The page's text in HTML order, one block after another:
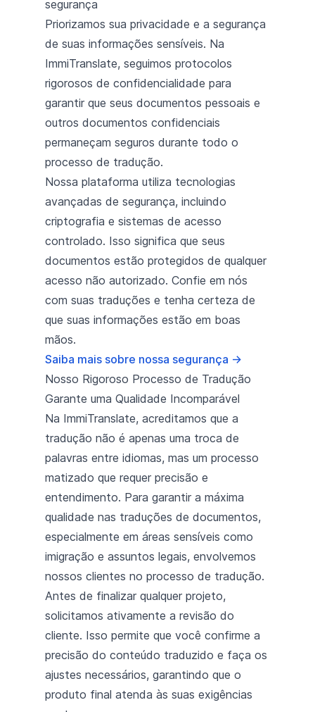
segurança
Priorizamos sua privacidade e a segurança
de suas informações sensíveis. Na
ImmiTranslate, seguimos protocolos
rigorosos de confidencialidade para
garantir que seus documentos pessoais e
outros documentos confidenciais
permaneçam seguros durante todo o
processo de tradução.
Nossa plataforma utiliza tecnologias
avançadas de segurança, incluindo
criptografia e sistemas de acesso
controlado. Isso significa que seus
documentos estão protegidos de qualquer
acesso não autorizado. Confie em nós
com suas traduções e tenha certeza de
que suas informações estão em boas
mãos.
Saiba mais sobre nossa segurança →
Nosso Rigoroso Processo de Tradução
Garante uma Qualidade Incomparável
Na ImmiTranslate, acreditamos que a
tradução não é apenas uma troca de
palavras entre idiomas, mas um processo
matizado que requer precisão e
entendimento. Para garantir a máxima
qualidade nas traduções de documentos,
especialmente em áreas sensíveis como
imigração e assuntos legais, envolvemos
nossos clientes no processo de tradução.
Antes de finalizar qualquer projeto,
solicitamos ativamente a revisão do
cliente. Isso permite que você confirme a
precisão do conteúdo traduzido e faça os
ajustes necessários, garantindo que o
produto final atenda às suas exigências